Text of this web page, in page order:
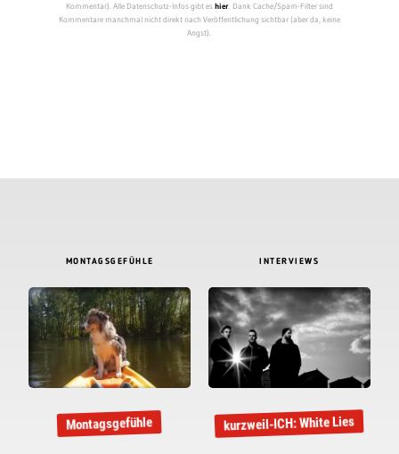
Kommentar). Alle Datenschutz-Infos gibt eshier. Dank Cache/Spam-Filter sind
Kommentare manchmal nicht direkt nach Veröffentlichung sichtbar (aber da, keine
Angst).
MONTAGSGEFÜHLE
Montagsgefühle
INTERVIEWS
kurzweil-ICH: White Lies